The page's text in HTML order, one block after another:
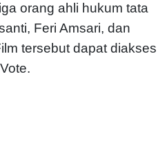
orang ahli hukum tata
Feri Amsari, dan
tersebut dapat diakses